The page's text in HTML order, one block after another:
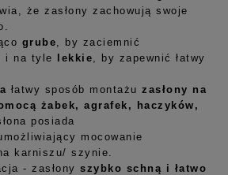
że zasłony zachowują swoje
grube , by zaciemnić
i na tyle lekkie , by zapewnić łatwy
łatwy sposób montażu zasłony na
żabek, agrafek, haczyków,
posiada
mocowanie
karniszu/ szynie.
- zasłony szybko schną i łatwo